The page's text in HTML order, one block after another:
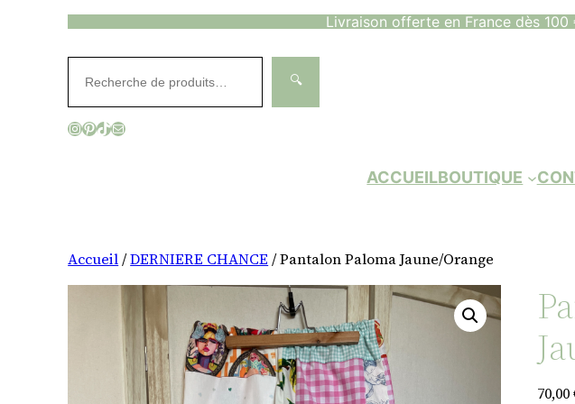
Livraison offerte en France dès
🔍
Instagram
Pinterest
TikTok
E-mail
ACCUEILBOUTIQUE
Accueil/DERNIERE CHANCE / Pantalon Paloma Jaune/Orange
70,00